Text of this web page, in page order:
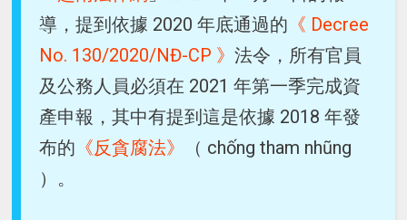
導，提到依據 2020 年底通過的 《 Decree
No. 130/2020/NĐ-CP 》法令，所有官員
及公務人員必須在 2021 年第一季完成資
產申報，其中有提到這是依據 2018 年發
布的 《反貪腐法》
（ chống tham nhũng
）。